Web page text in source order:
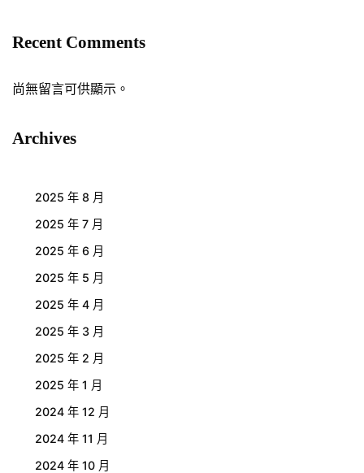
Recent Comments
尚無留言可供顯示。
Archives
2025 年 8 月
2025 年 7 月
2025 年 6 月
2025 年 5 月
2025 年 4 月
2025 年 3 月
2025 年 2 月
2025 年 1 月
2024 年 12 月
2024 年 11 月
2024 年 10 月